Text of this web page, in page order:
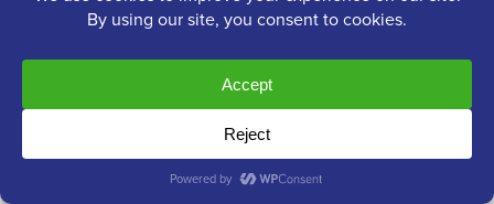
echilibru bun între capacitatea serverului,